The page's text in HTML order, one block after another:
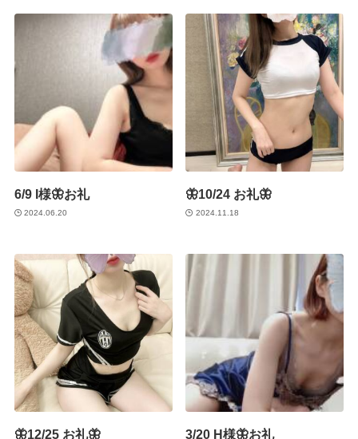
6/9 I様🦋お礼
2024.06.20
🦋10/24 お礼🦋
2024.11.18
🦋12/25 お礼🦋 3/20 H様🦋お礼